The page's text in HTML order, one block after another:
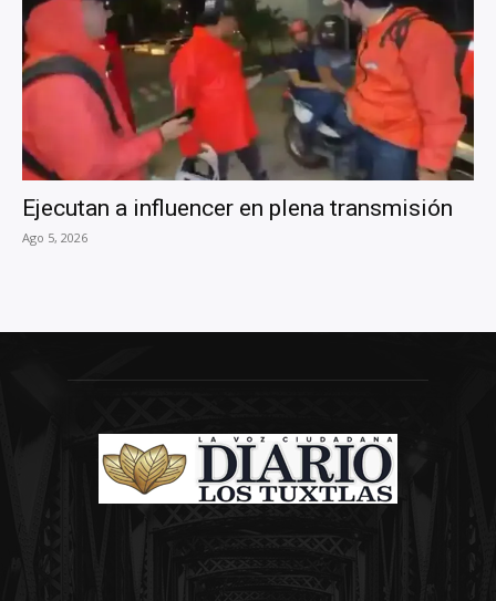
Ejecutan a influencer en plena transmisión
Ago 5, 2026